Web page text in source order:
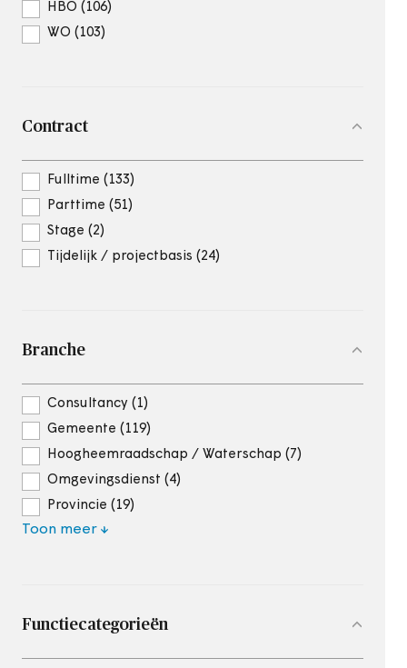
HBO (106)
WO (103)
Contract
Fulltime (133)
Parttime (51)
Stage (2)
Tijdelijk / projectbasis (24)
Branche
Consultancy (1)
Gemeente (119)
Hoogheemraadschap / Waterschap (7)
Omgevingsdienst (4)
Provincie (19)
Toon meer
Functiecategorieën